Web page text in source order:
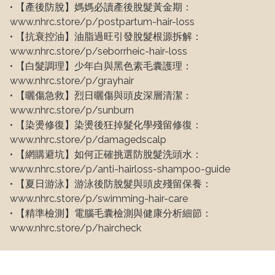
• 【產後防脫】媽媽必讀產後脫髮黃金期：
www.nhrc.store/p/postpartum-hair-loss
• 【抗衰控油】油脂過旺引發脫髮根源拆解：
www.nhrc.store/p/seborrheic-hair-loss
• 【白髮調理】少年白與黑色素毛囊護理：
www.nhrc.store/p/grayhair
• 【曬傷急救】烈日曬傷與頭皮深層清潔：
www.nhrc.store/p/sunburn
• 【染燙修復】染燙後狂掉髮化學殘留修復：
www.nhrc.store/p/damagedscalp
• 【網購避坑】如何正確挑選防脫髮洗頭水：
www.nhrc.store/p/anti-hairloss-shampoo-guide
• 【夏日游泳】游泳後防脫髮與頭皮殘留保養：
www.nhrc.store/p/swimming-hair-care
• 【精準檢測】電腦毛囊檢測與健康分析細節：
www.nhrc.store/p/haircheck